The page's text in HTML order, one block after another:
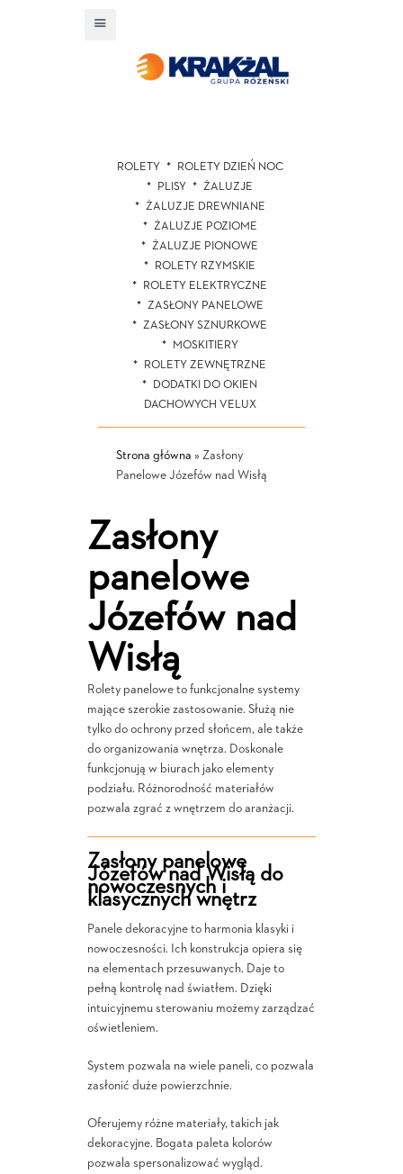
ROLETY
ROLETY DZIEŃ NOC
PLISY
ŻALUZJE
ŻALUZJE DREWNIANE
ŻALUZJE POZIOME
ŻALUZJE PIONOWE
ROLETY RZYMSKIE
ROLETY ELEKTRYCZNE
ZASŁONY PANELOWE
ZASŁONY SZNURKOWE
MOSKITIERY
ROLETY ZEWNĘTRZNE
DODATKI DO OKIEN
DACHOWYCH VELUX
Strona główna » Zasłony
Panelowe Józefów nad Wisłą
Zasłony
panelowe
Józefów nad
Wisłą
Rolety panelowe to funkcjonalne systemy
mające szerokie zastosowanie. Służą nie
tylko do ochrony przed słońcem, ale także
do organizowania wnętrza. Doskonale
funkcjonują w biurach jako elementy
podziału. Różnorodność materiałów
pozwala zgrać z wnętrzem do aranżacji.
Zasłony panelowe
Józefów nad Wisłą do
nowoczesnych i
klasycznych wnętrz
Panele dekoracyjne to harmonia klasyki i
nowoczesności. Ich konstrukcja opiera się
na elementach przesuwanych. Daje to
pełną kontrolę nad światłem. Dzięki
intuicyjnemu sterowaniu możemy zarządzać
oświetleniem.
System pozwala na wiele paneli, co pozwala
zasłonić duże powierzchnie.
Oferujemy różne materiały, takich jak
dekoracyjne. Bogata paleta kolorów
pozwala spersonalizować wygląd.